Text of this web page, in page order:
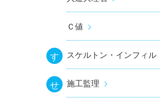
Ｃ値
す スケルトン・インフィル
せ 施工監理